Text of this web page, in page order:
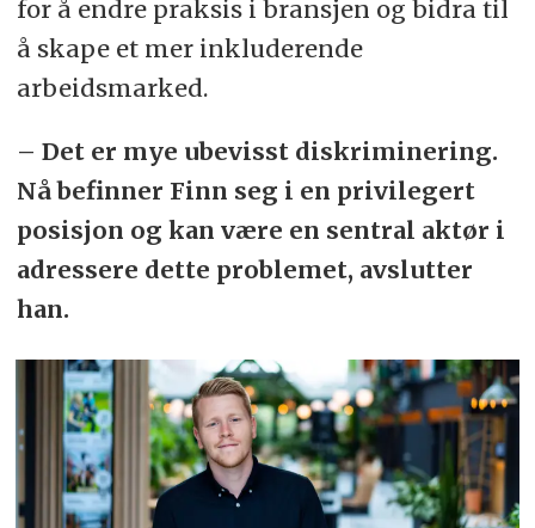
for å endre praksis i bransjen og bidra til
å skape et mer inkluderende
arbeidsmarked.
– Det er mye ubevisst diskriminering.
Nå befinner Finn seg i en privilegert
posisjon og kan være en sentral aktør i
adressere dette problemet, avslutter
han.